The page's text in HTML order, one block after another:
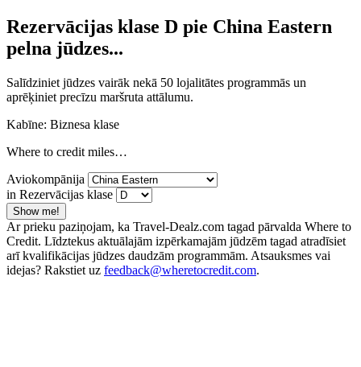
Rezervācijas klase D pie China Eastern
pelna jūdzes...
Salīdziniet jūdzes vairāk nekā 50 lojalitātes programmās un
aprēķiniet precīzu maršruta attālumu.
Kabīne: Biznesa klase
Where to credit miles…
Aviokompānija
in Rezervācijas klase
Show me!
Ar prieku paziņojam, ka Travel-Dealz.com tagad pārvalda Where to
Credit. Līdztekus aktuālajām izpērkamajām jūdzēm tagad atradīsiet
arī kvalifikācijas jūdzes daudzām programmām. Atsauksmes vai
idejas? Rakstiet uz feedback@wheretocredit.com.